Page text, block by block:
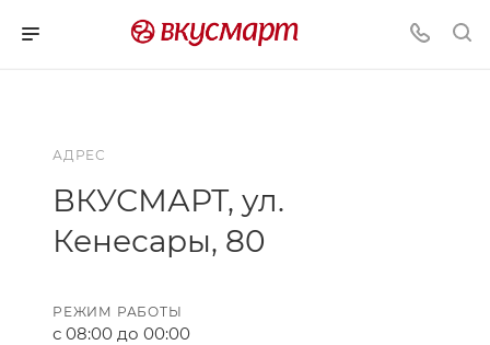
АДРЕС
ВКУСМАРТ, ул.
Кенесары, 80
РЕЖИМ РАБОТЫ
с 08:00 до 00:00